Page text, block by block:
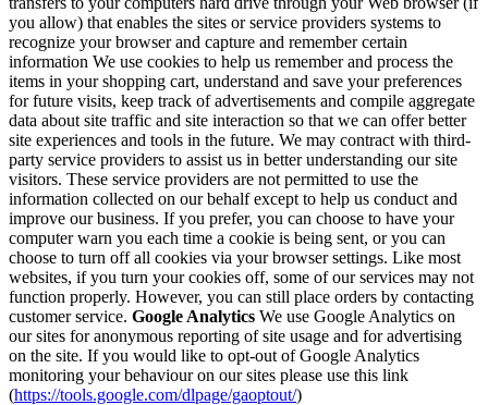
you allow) that enables the sites or service providers systems to
recognize your browser and capture and remember certain
information We use cookies to help us remember and process the
items in your shopping cart, understand and save your preferences
for future visits, keep track of advertisements and compile aggregate
data about site traffic and site interaction so that we can offer better
site experiences and tools in the future. We may contract with third-
party service providers to assist us in better understanding our site
visitors. These service providers are not permitted to use the
information collected on our behalf except to help us conduct and
improve our business. If you prefer, you can choose to have your
computer warn you each time a cookie is being sent, or you can
choose to turn off all cookies via your browser settings. Like most
websites, if you turn your cookies off, some of our services may not
function properly. However, you can still place orders by contacting
customer service. Google Analytics We use Google Analytics on
our sites for anonymous reporting of site usage and for advertising
on the site. If you would like to opt-out of Google Analytics
monitoring your behaviour on our sites please use this link
(https://tools.google.com/dlpage/gaoptout/)